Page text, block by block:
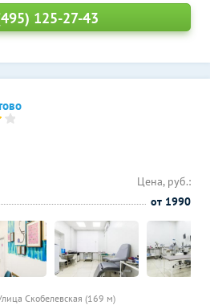
125-27-43
Скобелевская (169 м)
Цена, руб.:
от 1990